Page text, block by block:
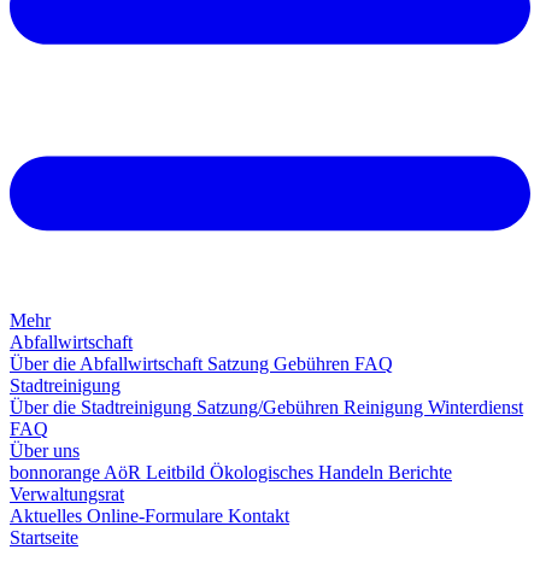
Mehr
Abfallwirtschaft
Über die Abfallwirtschaft Satzung Gebühren FAQ
Stadtreinigung
Über die Stadtreinigung Satzung/Gebühren Reinigung Winterdienst
FAQ
Über uns
bonnorange AöR Leitbild Ökologisches Handeln Berichte
Verwaltungsrat
Aktuelles Online-Formulare Kontakt
Startseite